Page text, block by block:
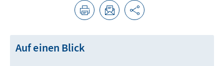
Auf einen Blick